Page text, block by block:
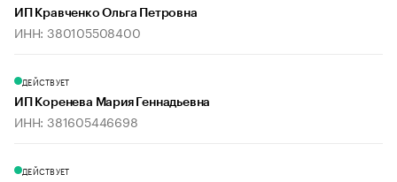
ИП Кравченко Ольга Петровна
ИНН: 380105508400
ДЕЙСТВУЕТ
ИП Коренева Мария Геннадьевна
ИНН: 381605446698
ДЕЙСТВУЕТ